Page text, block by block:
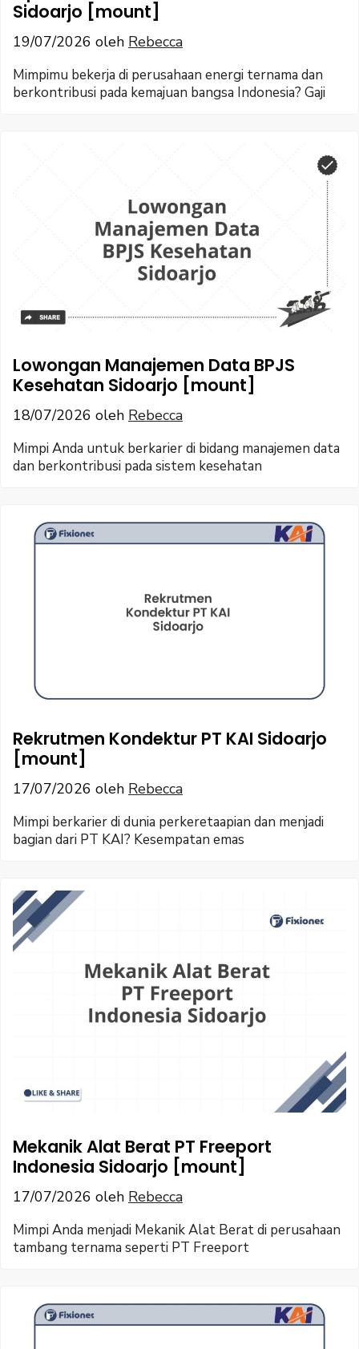
Sidoarjo [mount]
19/07/2026 oleh Rebecca
Mimpimu bekerja di perusahaan energi ternama dan
berkontribusi pada kemajuan bangsa Indonesia? Gaji
Lowongan Manajemen Data BPJS
Kesehatan Sidoarjo [mount]
18/07/2026 oleh Rebecca
Mimpi Anda untuk berkarier di bidang manajemen data
dan berkontribusi pada sistem kesehatan
Rekrutmen Kondektur PT KAI Sidoarjo
[mount]
17/07/2026 oleh Rebecca
Mimpi berkarier di dunia perkeretaapian dan menjadi
bagian dari PT KAI? Kesempatan emas
Mekanik Alat Berat PT Freeport
Indonesia Sidoarjo [mount]
17/07/2026 oleh Rebecca
Mimpi Anda menjadi Mekanik Alat Berat di perusahaan
tambang ternama seperti PT Freeport